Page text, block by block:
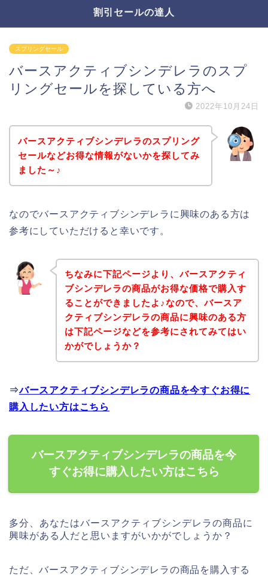
割引セールの達人
スプリングセール
バースアクティブシンデレラのスプ
リングセールを探している方へ
2022年10月24日
バースアクティブシンデレラのスプリング
セールなどお得な情報がないかを探してみ
ました～♪
なのでバースアクティブシンデレラに興味のある方は
参考にしていただけると幸いです。
ちなみに下記ページより、バースアクティ
ブシンデレラの商品がお得な価格で購入す
ることができましたよ♪なので、バースア
クティブシンデレラの商品に興味のある方
は下記ページなどを参考にされてみてはい
かがでしょうか？
⇒バースアクティブシンデレラの商品を今すぐお得に
購入したい方はこちら
バースアクティブシンデレラの商品を今
すぐお得に購入したい方はこちら
多分、あなたはバースアクティブシンデレラの商品に
興味がある人だと思いますがいかがでしょうか？
ただ、バースアクティブシンデレラの商品を購入する